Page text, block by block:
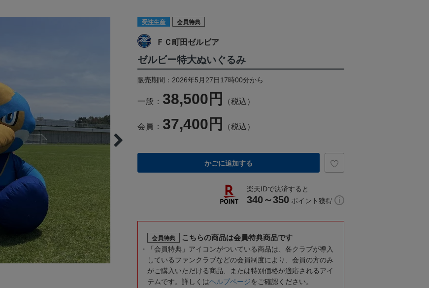
受注生産 会員特典
ＦＣ町田ゼルビア
ゼルビー特大ぬいぐるみ
販売期間：2026年5月27日17時00分から
一般： 38,500円 （税込）
会員： 37,400円 （税込）
かごに追加する
楽天IDで決済すると
340～350 ポイント獲得
会員特典 こちらの商品は会員特典商品です
「会員特典」アイコンがついている商品は、各クラブが導入
しているファンクラブなどの会員制度により、会員の方のみ
がご購入いただける商品、または特別価格が適応されるアイ
テムです。詳しくはヘルプページをご確認ください。